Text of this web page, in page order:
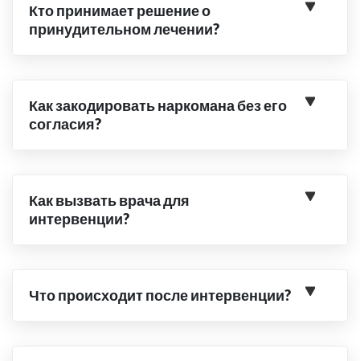
Кто принимает решение о
принудительном лечении?
Как закодировать наркомана без его
согласия?
Как вызвать врача для
интервенции?
Что происходит после интервенции?